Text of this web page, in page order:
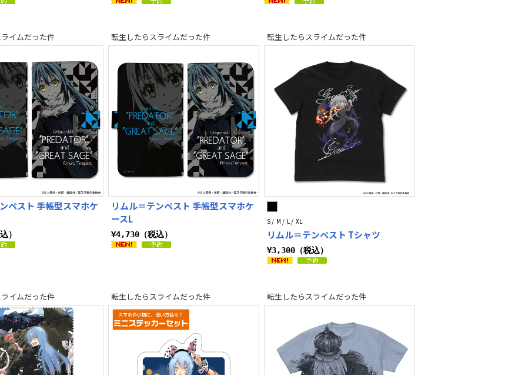
イムだった件
ペスト 手帳型スマホケ
）
転生したらスライムだった件
リムル＝テンペスト 手帳型スマホケ
ースL
¥4,730（税込）
転生したらスライムだった件
S / M / L / XL
リムル＝テンペスト Tシャツ
¥3,300（税込）
イムだった件 転生したらスライムだった件 転生したらスライムだった件